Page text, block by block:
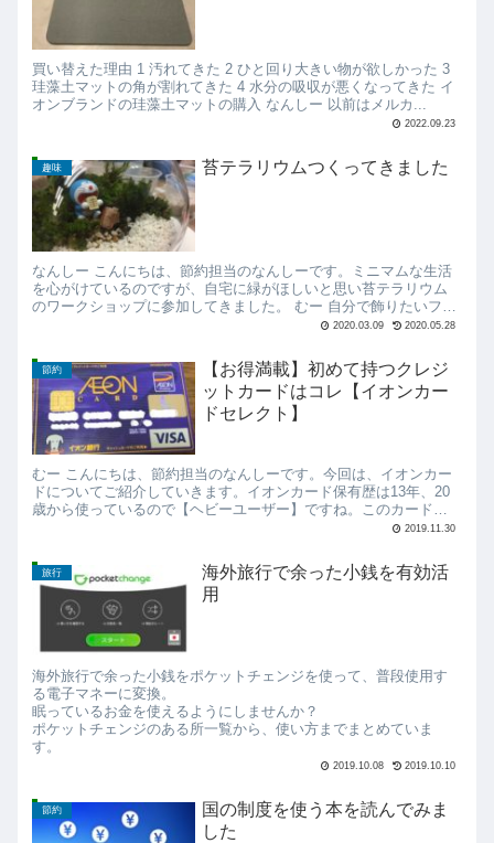
買い替えた理由 1 汚れてきた 2 ひと回り大きい物が欲しかった 3
珪藻土マットの角が割れてきた 4 水分の吸収が悪くなってきた イ
オンブランドの珪藻土マットの購入 なんしー 以前はメルカ...
2022.09.23
趣味 苔テラリウムつくってきました
なんしー こんにちは、節約担当のなんしーです。ミニマムな生活
を心がけているのですが、自宅に緑がほしいと思い苔テラリウム
のワークショップに参加してきました。 むー 自分で飾りたいフィ
ギアを持っていっても味がでるので、オリジナルの苔テ...
2020.03.09 2020.05.28
節約
【お得満載】初めて持つクレジ
ットカードはコレ【イオンカー
ドセレクト】
むー こんにちは、節約担当のなんしーです。今回は、イオンカー
ドについてご紹介していきます。イオンカード保有歴は13年、20
歳から使っているので【ヘビーユーザー】ですね。このカードが
2019.11.30
旅行
海外旅行で余った小銭を有効活
用
海外旅行で余った小銭をポケットチェンジを使って、普段使用す
る電子マネーに変換。
眠っているお金を使えるようにしませんか？
ポケットチェンジのある所一覧から、使い方までまとめていま
す。
2019.10.08 2019.10.10
節約
国の制度を使う本を読んでみま
した